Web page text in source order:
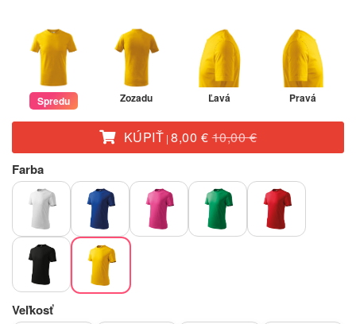
Spredu Zozadu Ľavá Pravá
KÚPIŤ |8,00 €10,00 €
Farba
Veľkosť